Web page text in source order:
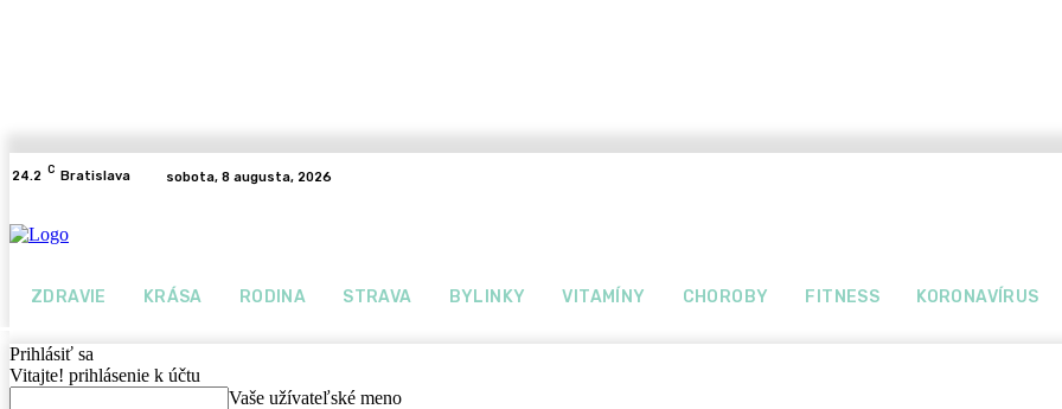
24.2 C Bratislava sobota, 8 augusta, 2026
ZDRAVIE KRÁSA RODINA STRAVA BYLINKY VITAMÍNY CHOROBY FITNESS KORONAVÍRUS
Prihlásiť sa
Vitajte! prihlásenie k účtu
Vaše užívateľské meno